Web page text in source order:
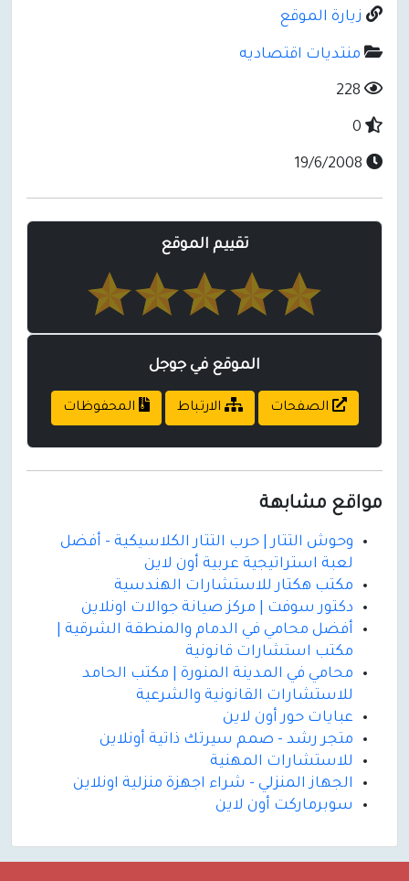
زيارة الموقع
منتديات اقتصاديه
تقييم الموقع
الموقع في جوجل
الصفحات الارتباط المحفوظات
مواقع مشابهة
وحوش التتار | حرب التتار الكلاسيكية - أفضل
لعبة استراتيجية عربية أون لاين
مكتب هكتار للاستشارات الهندسية
دكتور سوفت | مركز صيانة جوالات اونلاين
أفضل محامي في الدمام والمنطقة الشرقية |
مكتب استشارات قانونية
محامي في المدينة المنورة | مكتب الحامد
للاستشارات القانونية والشرعية
عبايات حور أون لاين
متجر رشد - صمم سيرتك ذاتية أونلاين
للاستشارات المهنية
الجهاز المنزلي - شراء اجهزة منزلية اونلاين
سوبرماركت أون لاين